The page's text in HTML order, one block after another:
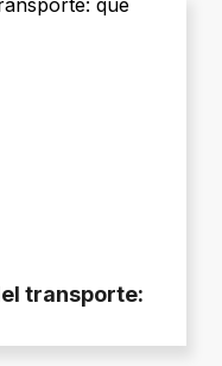
transporte: